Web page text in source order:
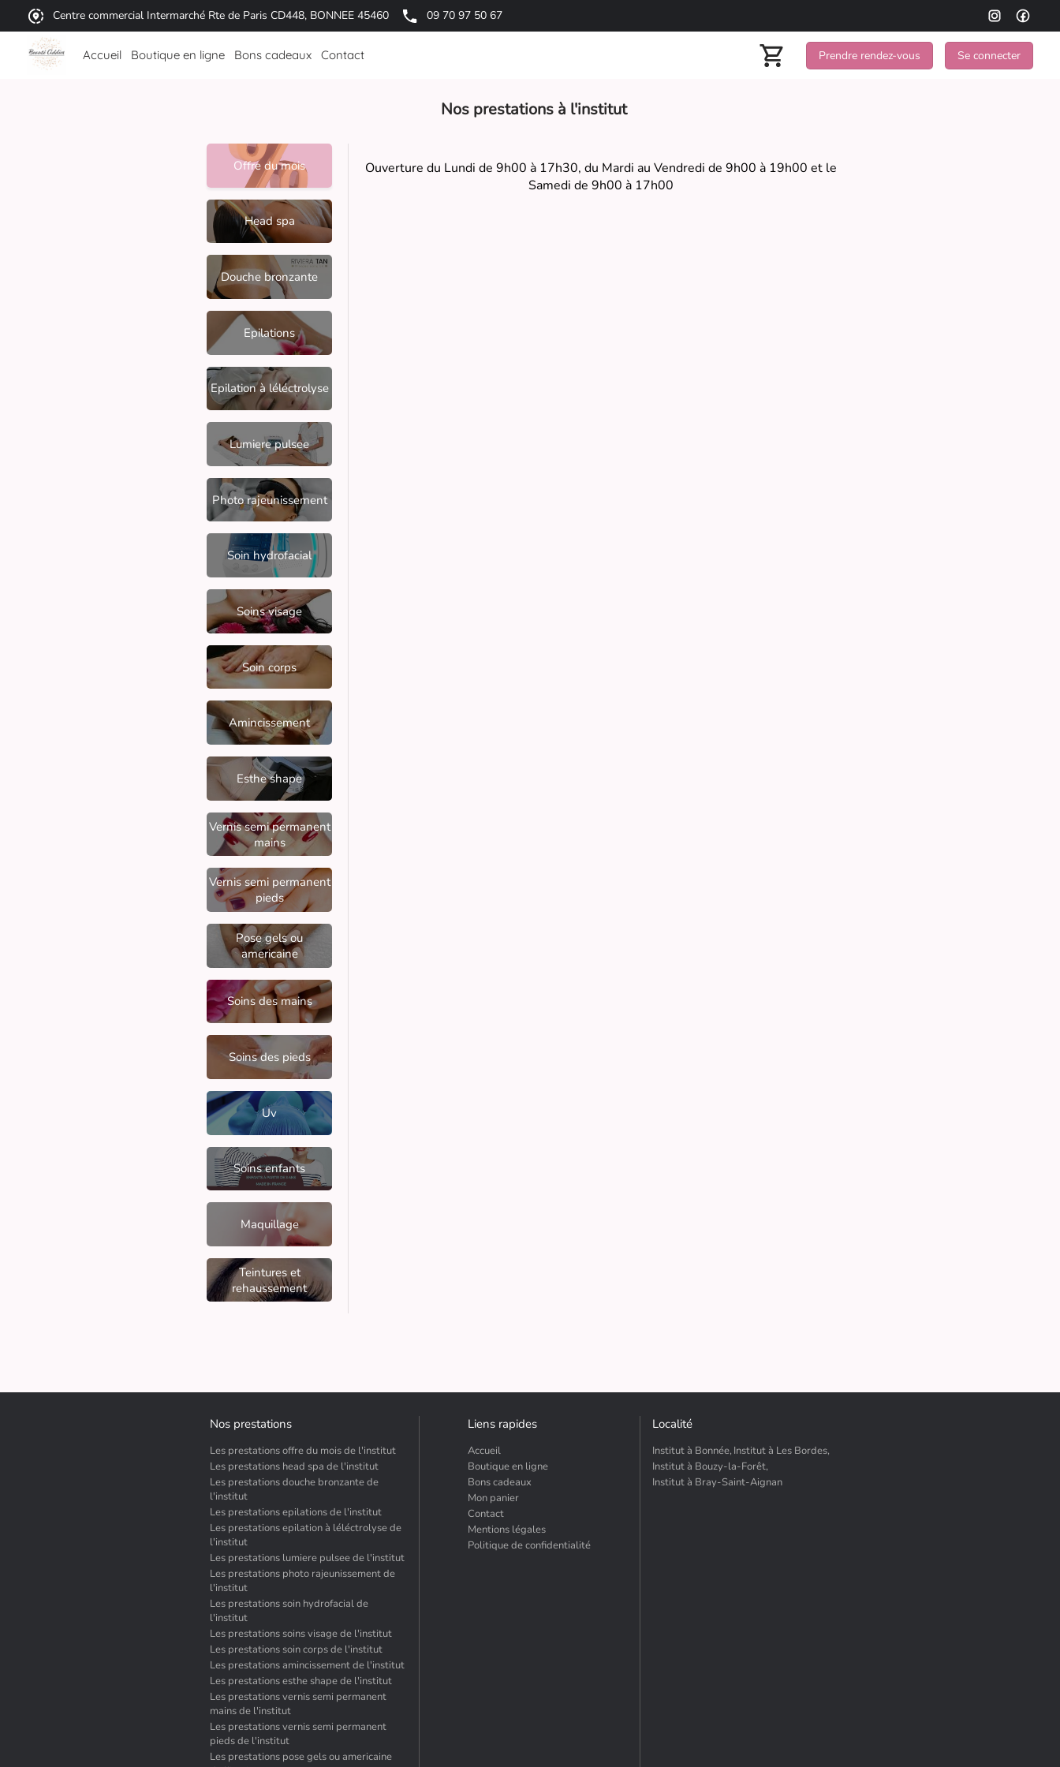
Centre commercial Intermarché Rte de Paris CD448, BONNEE 45460 09 70 97 50 67
Accueil Boutique en ligne Bons cadeaux Contact Prendre rendez-vous Se connecter
Nos prestations à l'institut
Offre du mois
Head spa
Douche bronzante
Epilations
Epilation à léléctrolyse
Lumiere pulsee
Photo rajeunissement
Soin hydrofacial
Soins visage
Soin corps
Amincissement
Esthe shape
Vernis semi permanent
mains
Vernis semi permanent
pieds
Pose gels ou
americaine
Soins des mains
Soins des pieds
Uv
Soins enfants
Maquillage
Teintures et
rehaussement
Ouverture du Lundi de 9h00 à 17h30, du Mardi au Vendredi de 9h00 à 19h00 et le
Samedi de 9h00 à 17h00
Nos prestations
Les prestations offre du mois de l'institut
Les prestations head spa de l'institut
Les prestations douche bronzante de
l'institut
Les prestations epilations de l'institut
Les prestations epilation à léléctrolyse de
l'institut
Les prestations lumiere pulsee de l'institut
Les prestations photo rajeunissement de
l'institut
Les prestations soin hydrofacial de
l'institut
Les prestations soins visage de l'institut
Les prestations soin corps de l'institut
Les prestations amincissement de l'institut
Les prestations esthe shape de l'institut
Les prestations vernis semi permanent
mains de l'institut
Les prestations vernis semi permanent
pieds de l'institut
Les prestations pose gels ou americaine
Liens rapides
Accueil
Boutique en ligne
Bons cadeaux
Mon panier
Contact
Mentions légales
Politique de confidentialité
Localité
Institut à Bonnée, Institut à Les Bordes,
Institut à Bouzy-la-Forêt,
Institut à Bray-Saint-Aignan